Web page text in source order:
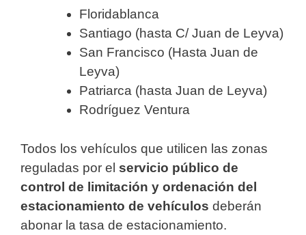
Floridablanca
Santiago (hasta C/ Juan de Leyva)
San Francisco (Hasta Juan de
Leyva)
Patriarca (hasta Juan de Leyva)
Rodríguez Ventura
Todos los vehículos que utilicen las zonas
reguladas por el servicio público de
control de limitación y ordenación del
estacionamiento de vehículos deberán
abonar la tasa de estacionamiento.